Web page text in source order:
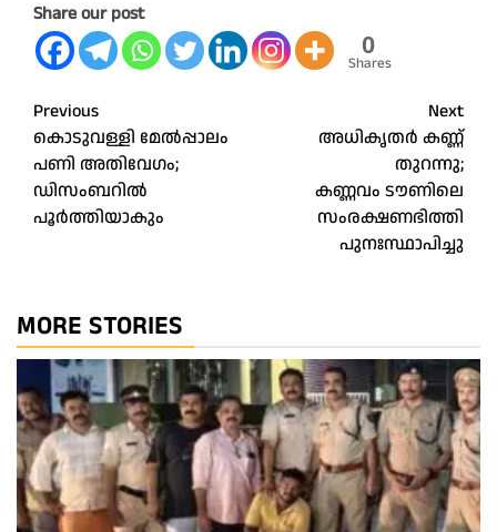
Share our post
0
Shares
Post
navigation
Previous
കൊടുവള്ളി മേൽപ്പാലം
പണി അതിവേഗം;
ഡിസംബറിൽ
പൂർത്തിയാകും
Next
അധികൃതർ കണ്ണ്
തുറന്നു;
കണ്ണവം ടൗണിലെ
സംരക്ഷണഭിത്തി
പുനഃസ്ഥാപിച്ചു
MORE STORIES